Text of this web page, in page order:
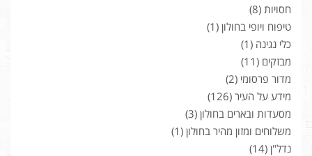
חסויות (8)
טיפוח ויופי בחולון (1)
כלי נגינה (1)
מבזקים (11)
מדור פרסומי (2)
מידע על העיר (126)
מסעדות ובארים בחולון (3)
משלוחים ומזון מהיר בחולון (1)
נדל"ן (14)